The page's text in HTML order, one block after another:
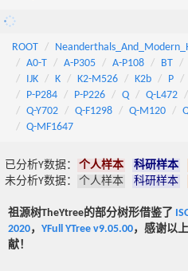
ROOT
A0-T
A-P305 A-P108 BT
IJK
K K2-M526 K2b P
P-P284
P-P226 Q Q-L472
Q-Y702
Q-F1298 Q-M120
Q-MF1647
已分析Y数据： 个人样本 科研样本
未分析Y数据：
个人样本 科研样本
祖源树TheYtree的部分树形借鉴了
2020， YFull YTree v9.05.00，感谢以
献！